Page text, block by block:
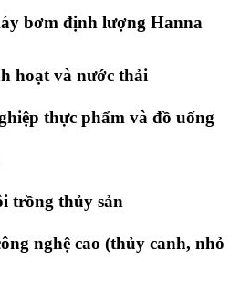
bơm định lượng Hanna
hoạt và nước thải
thực phẩm và đồ uống
trồng thủy sản
nghệ cao (thủy canh, nhỏ